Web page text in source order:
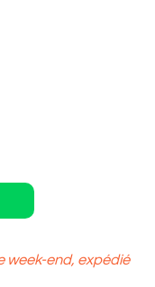
week-end, expédié